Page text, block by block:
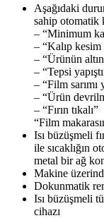
Aşağıdaki
sahip otomatik
– “Minimum
– “Kalıp kesim
– “Ürünün
– “Tepsi
– “Film sarımı
– “Ürün
– “Fırın tıkalı”
“Film
Isı büzüşmeli
ile sıcaklığın
metal bir ağ
Makine
Dokunmatik
Isı büzüşmeli
cihazı